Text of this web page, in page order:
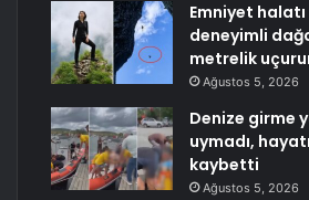
Emniyet
deneyimli
metrelik
Ağustos 5, 2026
Denize girme
uymadı,
kaybetti
Ağustos 5, 2026